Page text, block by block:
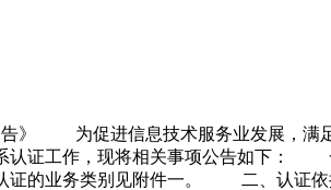
告》 为促进信息技术服务业发展，满
系认证工作，现将相关事项公告如下
认证的业务类别见附件一。 二、